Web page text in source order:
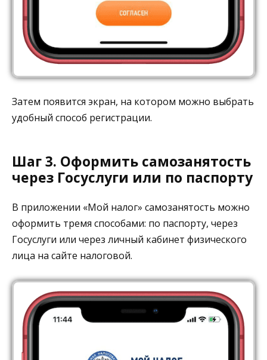
Затем появится экран, на котором можно выбрать
удобный способ регистрации.
Шаг 3. Оформить самозанятость
через Госуслуги или по паспорту
В приложении «Мой налог» самозанятость можно
оформить тремя способами: по паспорту, через
Госуслуги или через личный кабинет физического
лица на сайте налоговой.